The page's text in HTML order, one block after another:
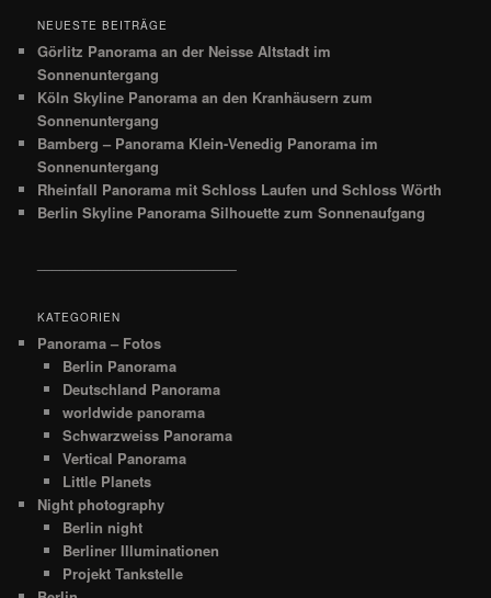
NEUESTE BEITRÄGE
Görlitz Panorama an der Neisse Altstadt im
Sonnenuntergang
Köln Skyline Panorama an den Kranhäusern zum
Sonnenuntergang
Bamberg – Panorama Klein-Venedig Panorama im
Sonnenuntergang
Rheinfall Panorama mit Schloss Laufen und Schloss Wörth
Berlin Skyline Panorama Silhouette zum Sonnenaufgang
KATEGORIEN
Panorama – Fotos
Berlin Panorama
Deutschland Panorama
worldwide panorama
Schwarzweiss Panorama
Vertical Panorama
Little Planets
Night photography
Berlin night
Berliner Illuminationen
Projekt Tankstelle